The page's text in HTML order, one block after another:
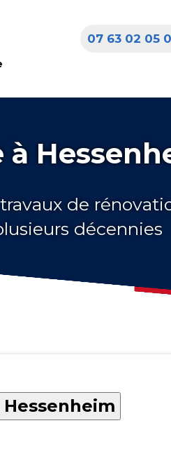
07 63 02 05
de
décennies